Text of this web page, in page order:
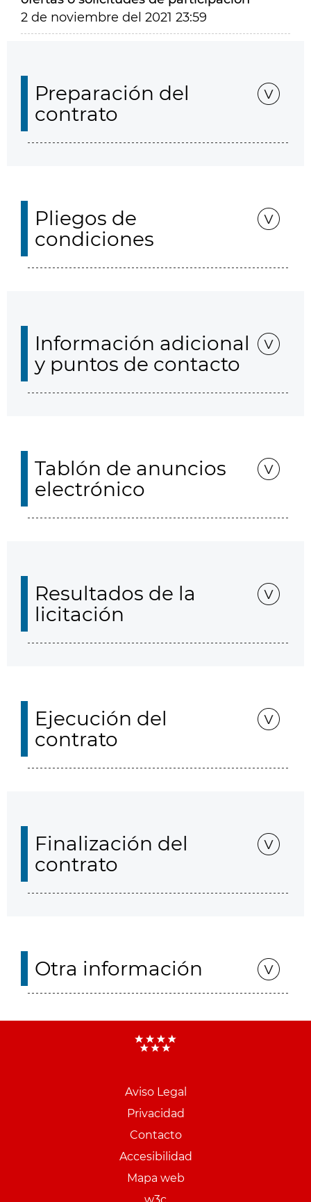
2 de noviembre del 2021 23:59
Preparación del
contrato
Pliegos de
condiciones
Información adicional
y puntos de contacto
Tablón de anuncios
electrónico
Resultados de la
licitación
Ejecución del
contrato
Finalización del
contrato
Otra información
Aviso Legal
Privacidad
Contacto
Accesibilidad
Mapa web